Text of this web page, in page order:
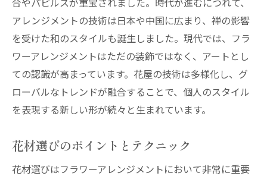
冬の花を使ったシックなデザイン
季節感を演出するための小物の活用法
年中行事とフラワーアレンジメントの関係
色彩と形状で花を魅せるプロの技
カラーセラピーを活かした花選び
形状のバランスを取る配置の技法
形状と色の調和を図る工夫
花の組み合わせで生まれる新たな美しさ
アレンジメントの技術は日本や中国に広まり、禅の影響
を受けた和のスタイルも誕生しました。現代では、フラ
ワーアレンジメントはただの装飾ではなく、アートとし
ての認識が高まっています。花屋の技術は多様化し、グ
ローバルなトレンドが融合することで、個人のスタイル
を表現する新しい形が続々と生まれています。
花材選びのポイントとテクニック
花材選びはフラワーアレンジメントにおいて非常に重要